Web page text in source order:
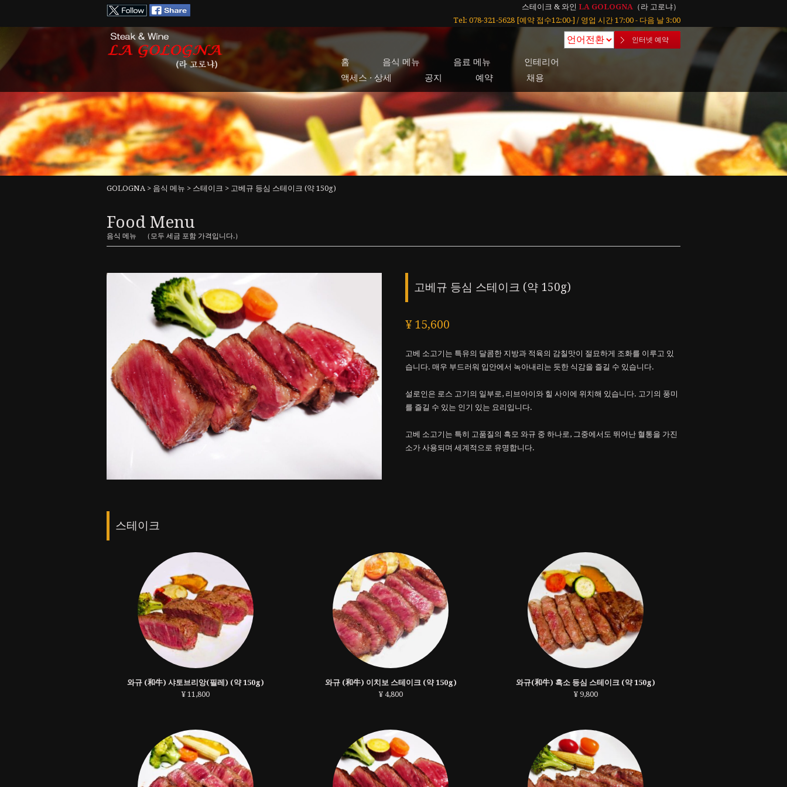
스테이크 & 와인 LA GOLOGNA （라 고로냐）
Tel: 078-321-5628 [예약 접수12:00-] / 영업 시간 17:00 - 다음 날 3:00
인터넷 예약
홈 음식 메뉴 음료 메뉴
인테리어
액세스 · 상세
공지 예약 채용
GOLOGNA> 음식 메뉴 > 스테이크 > 고베규 등심 스테이크 (약 150g)
Food Menu
음식 메뉴 （모두 세금 포함 가격입니다.）
고베규 등심 스테이크 (약 150g)
¥ 15,600
고베 소고기는 특유의 달콤한 지방과 적육의 감칠맛이 절묘하게 조화를 이루고 있
습니다. 매우 부드러워 입안에서 녹아내리는 듯한 식감을 즐길 수 있습니다.
설로인은 로스 고기의 일부로, 리브아이와 힐 사이에 위치해 있습니다. 고기의 풍미
를 즐길 수 있는 인기 있는 요리입니다.
고베 소고기는 특히 고품질의 흑모 와규 중 하나로, 그중에서도 뛰어난 혈통을 가진
소가 사용되며 세계적으로 유명합니다.
스테이크
와규 (和牛) 샤토브리앙(필레) (약 150g)
¥ 11,800
와규 (和牛) 이치보 스테이크 (약 150g)
¥ 4,800
와규(和牛) 흑소 등심 스테이크 (약 150g)
¥ 9,800